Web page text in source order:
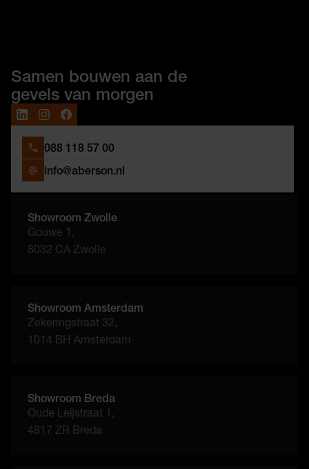
Samen bouwen aan de
gevels van morgen
088 118 57 00
info@aberson.nl
Showroom Zwolle
Gouwe 1,
8032 CA Zwolle
Showroom Amsterdam
Zekeringstraat 32,
1014 BH Amsterdam
Showroom Breda
Oude Leijstraat 1,
4817 ZR Breda